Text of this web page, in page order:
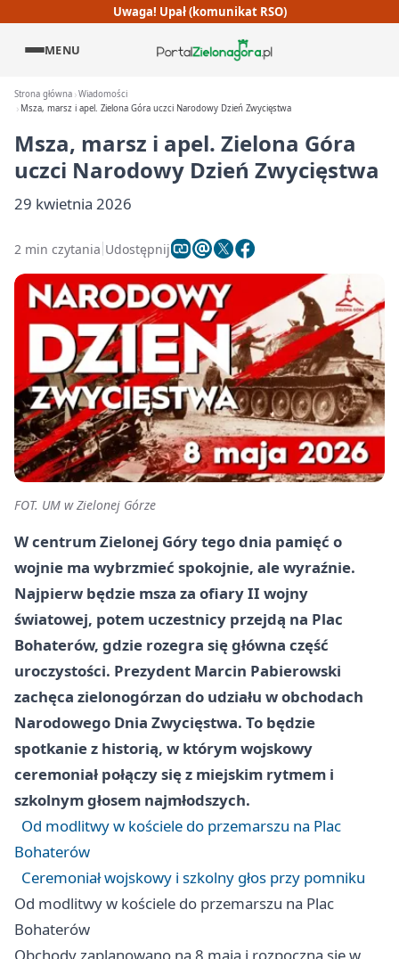
Uwaga! Upał (komunikat RSO)
MENU
Strona główna Wiadomości
Msza, marsz i apel. Zielona Góra uczci Narodowy Dzień Zwycięstwa
Msza, marsz i apel. Zielona Góra
uczci Narodowy Dzień Zwycięstwa
29 kwietnia 2026
2 min czytania Udostępnij
FOT. UM w Zielonej Górze
W centrum Zielonej Góry tego dnia pamięć o
wojnie ma wybrzmieć spokojnie, ale wyraźnie.
Najpierw będzie msza za ofiary II wojny
światowej, potem uczestnicy przejdą na Plac
Bohaterów, gdzie rozegra się główna część
uroczystości. Prezydent Marcin Pabierowski
zachęca zielonogórzan do udziału w obchodach
Narodowego Dnia Zwycięstwa. To będzie
spotkanie z historią, w którym wojskowy
ceremoniał połączy się z miejskim rytmem i
szkolnym głosem najmłodszych.
Od modlitwy w kościele do przemarszu na Plac
Bohaterów
Ceremoniał wojskowy i szkolny głos przy pomniku
Od modlitwy w kościele do przemarszu na Plac
Bohaterów